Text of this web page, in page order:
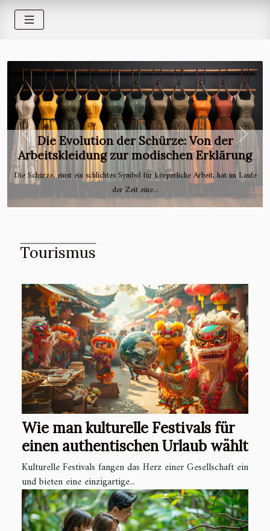
Die Evolution der Schürze: Von der
Arbeitskleidung zur modischen Erklärung
Die Schürze, einst ein schlichtes Symbol für körperliche Arbeit, hat im Laufe
der Zeit eine...
Previous Next
Tourismus
Wie man kulturelle Festivals für
einen authentischen Urlaub wählt
Kulturelle Festivals fangen das Herz einer Gesellschaft ein
und bieten eine einzigartige...